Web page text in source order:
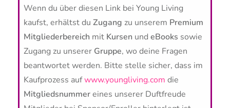
Wenn du über diesen Link bei Young Living
kaufst, erhältst du Zugang zu unserem Premium
Mitgliederbereich mit Kursen und eBooks sowie
Zugang zu unserer Gruppe, wo deine Fragen
beantwortet werden. Bitte stelle sicher, dass im
Kaufprozess aufwww.youngliving.com die
Mitgliedsnummereines unserer Duftfreude